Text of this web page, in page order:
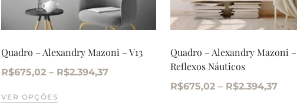
Quadro – Alexandry Mazoni – V13
R$675,02 – R$2.394,37
VER OPÇÕES
Quadro – Alexandry Mazoni –
Reflexos Náuticos
R$675,02 – R$2.394,37